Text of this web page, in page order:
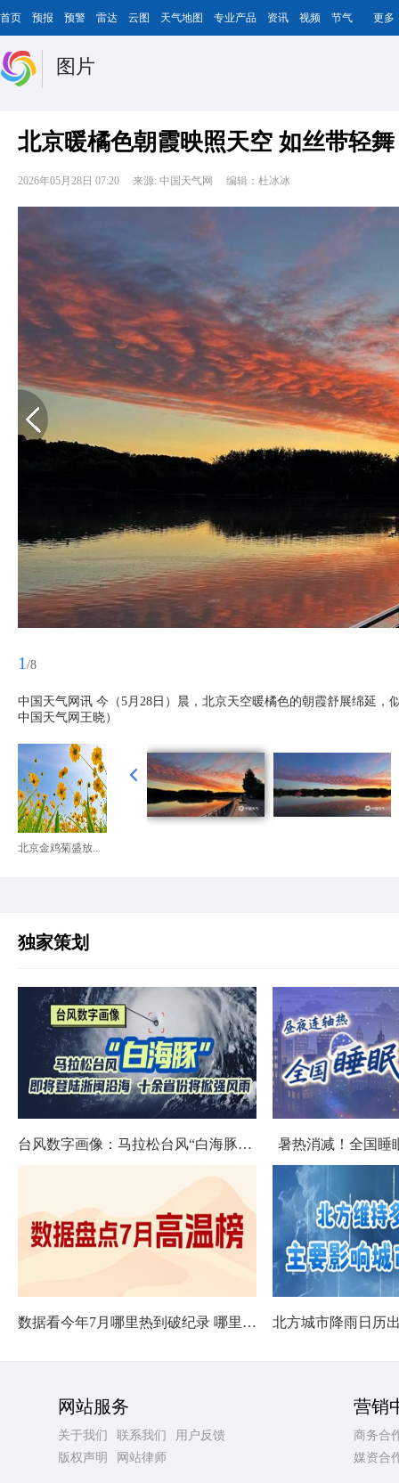
首页 预报 预警 雷达 云图 天气地图 专业产品 资讯 视频 节气 更多
图片
北京暖橘色朝霞映照天空 如丝带轻舞
2026年05月28日 07:20 来源: 中国天气网 编辑：杜冰冰
1 /8
中国天气网讯 今（5月28日）晨，北京天空暖橘色的朝霞舒展绵延
中国天气网王晓）
北京金鸡菊盛放...
独家策划
台风数字画像：马拉松台风“白海豚”将影响十余省份 暑热消减！全国睡
数据看今年7月哪里热到破纪录 哪里暑热连轴转
网站服务
关于我们 联系我们
用户反馈
版权声明
网站律师
营销
商务合
媒资合